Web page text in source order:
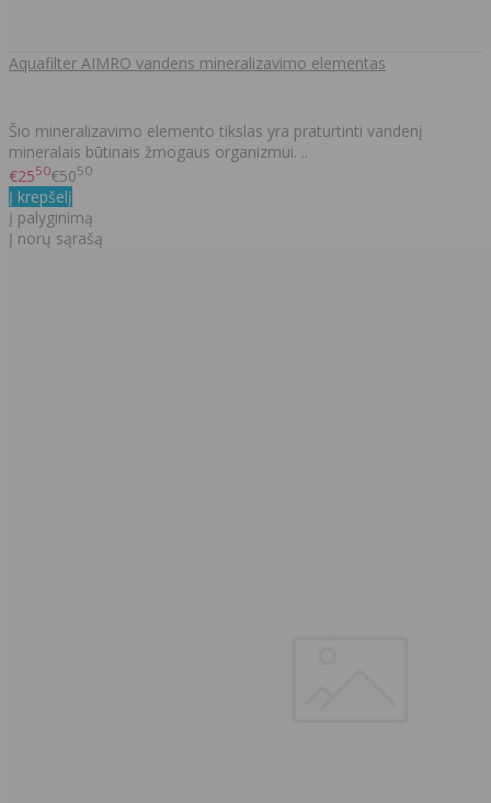
Aquafilter AIMRO vandens mineralizavimo elementas
Šio mineralizavimo elemento tikslas yra praturtinti vandenį
mineralais būtinais žmogaus organizmui. ..
€2550€5050
Į krepšelį
Į palyginimą
Į norų sąrašą